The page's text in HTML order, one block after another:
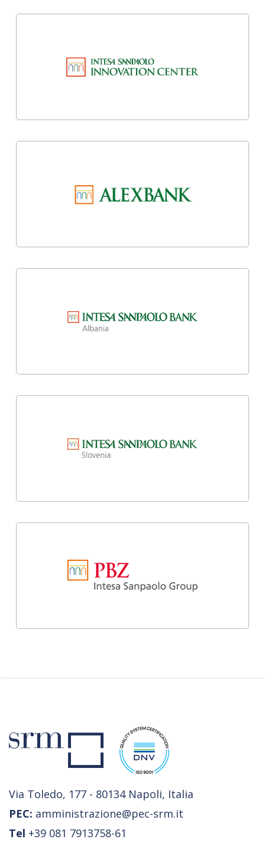
Via Toledo, 177 - 80134 Napoli, Italia
PEC: amministrazione@pec-srm.it
Tel +39 081 7913758-61